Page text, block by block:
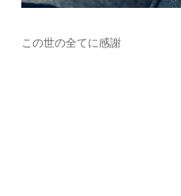
この世の全てに感謝